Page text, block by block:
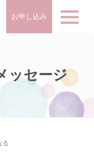
お申し込み
ッセージ
る